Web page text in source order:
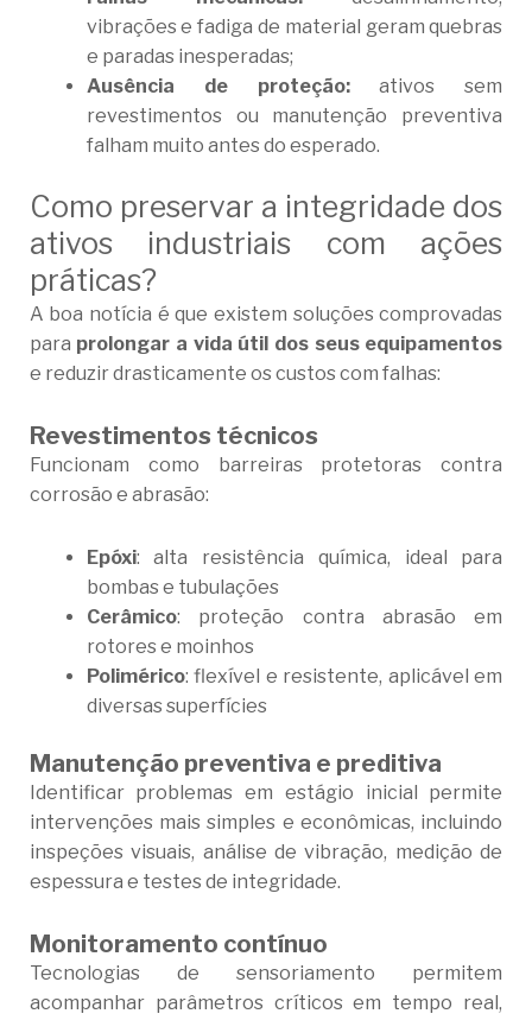
vibrações e fadiga de material geram quebras
e paradas inesperadas;
Ausência de proteção:ativos sem
revestimentos ou manutenção preventiva
falham muito antes do esperado.
Como preservar a integridade dos
ativos industriais com ações
práticas?
A boa notícia é que existem soluções comprovadas
para prolongar a vida útil dos seus equipamentos
e reduzir drasticamente os custos com falhas:
Revestimentos técnicos
Funcionam como barreiras protetoras contra
corrosão e abrasão:
Epóxi: alta resistência química, ideal para
bombas e tubulações
Cerâmico: proteção contra abrasão em
rotores e moinhos
Polimérico: flexível e resistente, aplicável em
diversas superfícies
Manutenção preventiva e preditiva
Identificar problemas em estágio inicial permite
intervenções mais simples e econômicas, incluindo
inspeções visuais, análise de vibração, medição de
espessura e testes de integridade.
Monitoramento contínuo
Tecnologias de sensoriamento permitem
acompanhar parâmetros críticos em tempo real,